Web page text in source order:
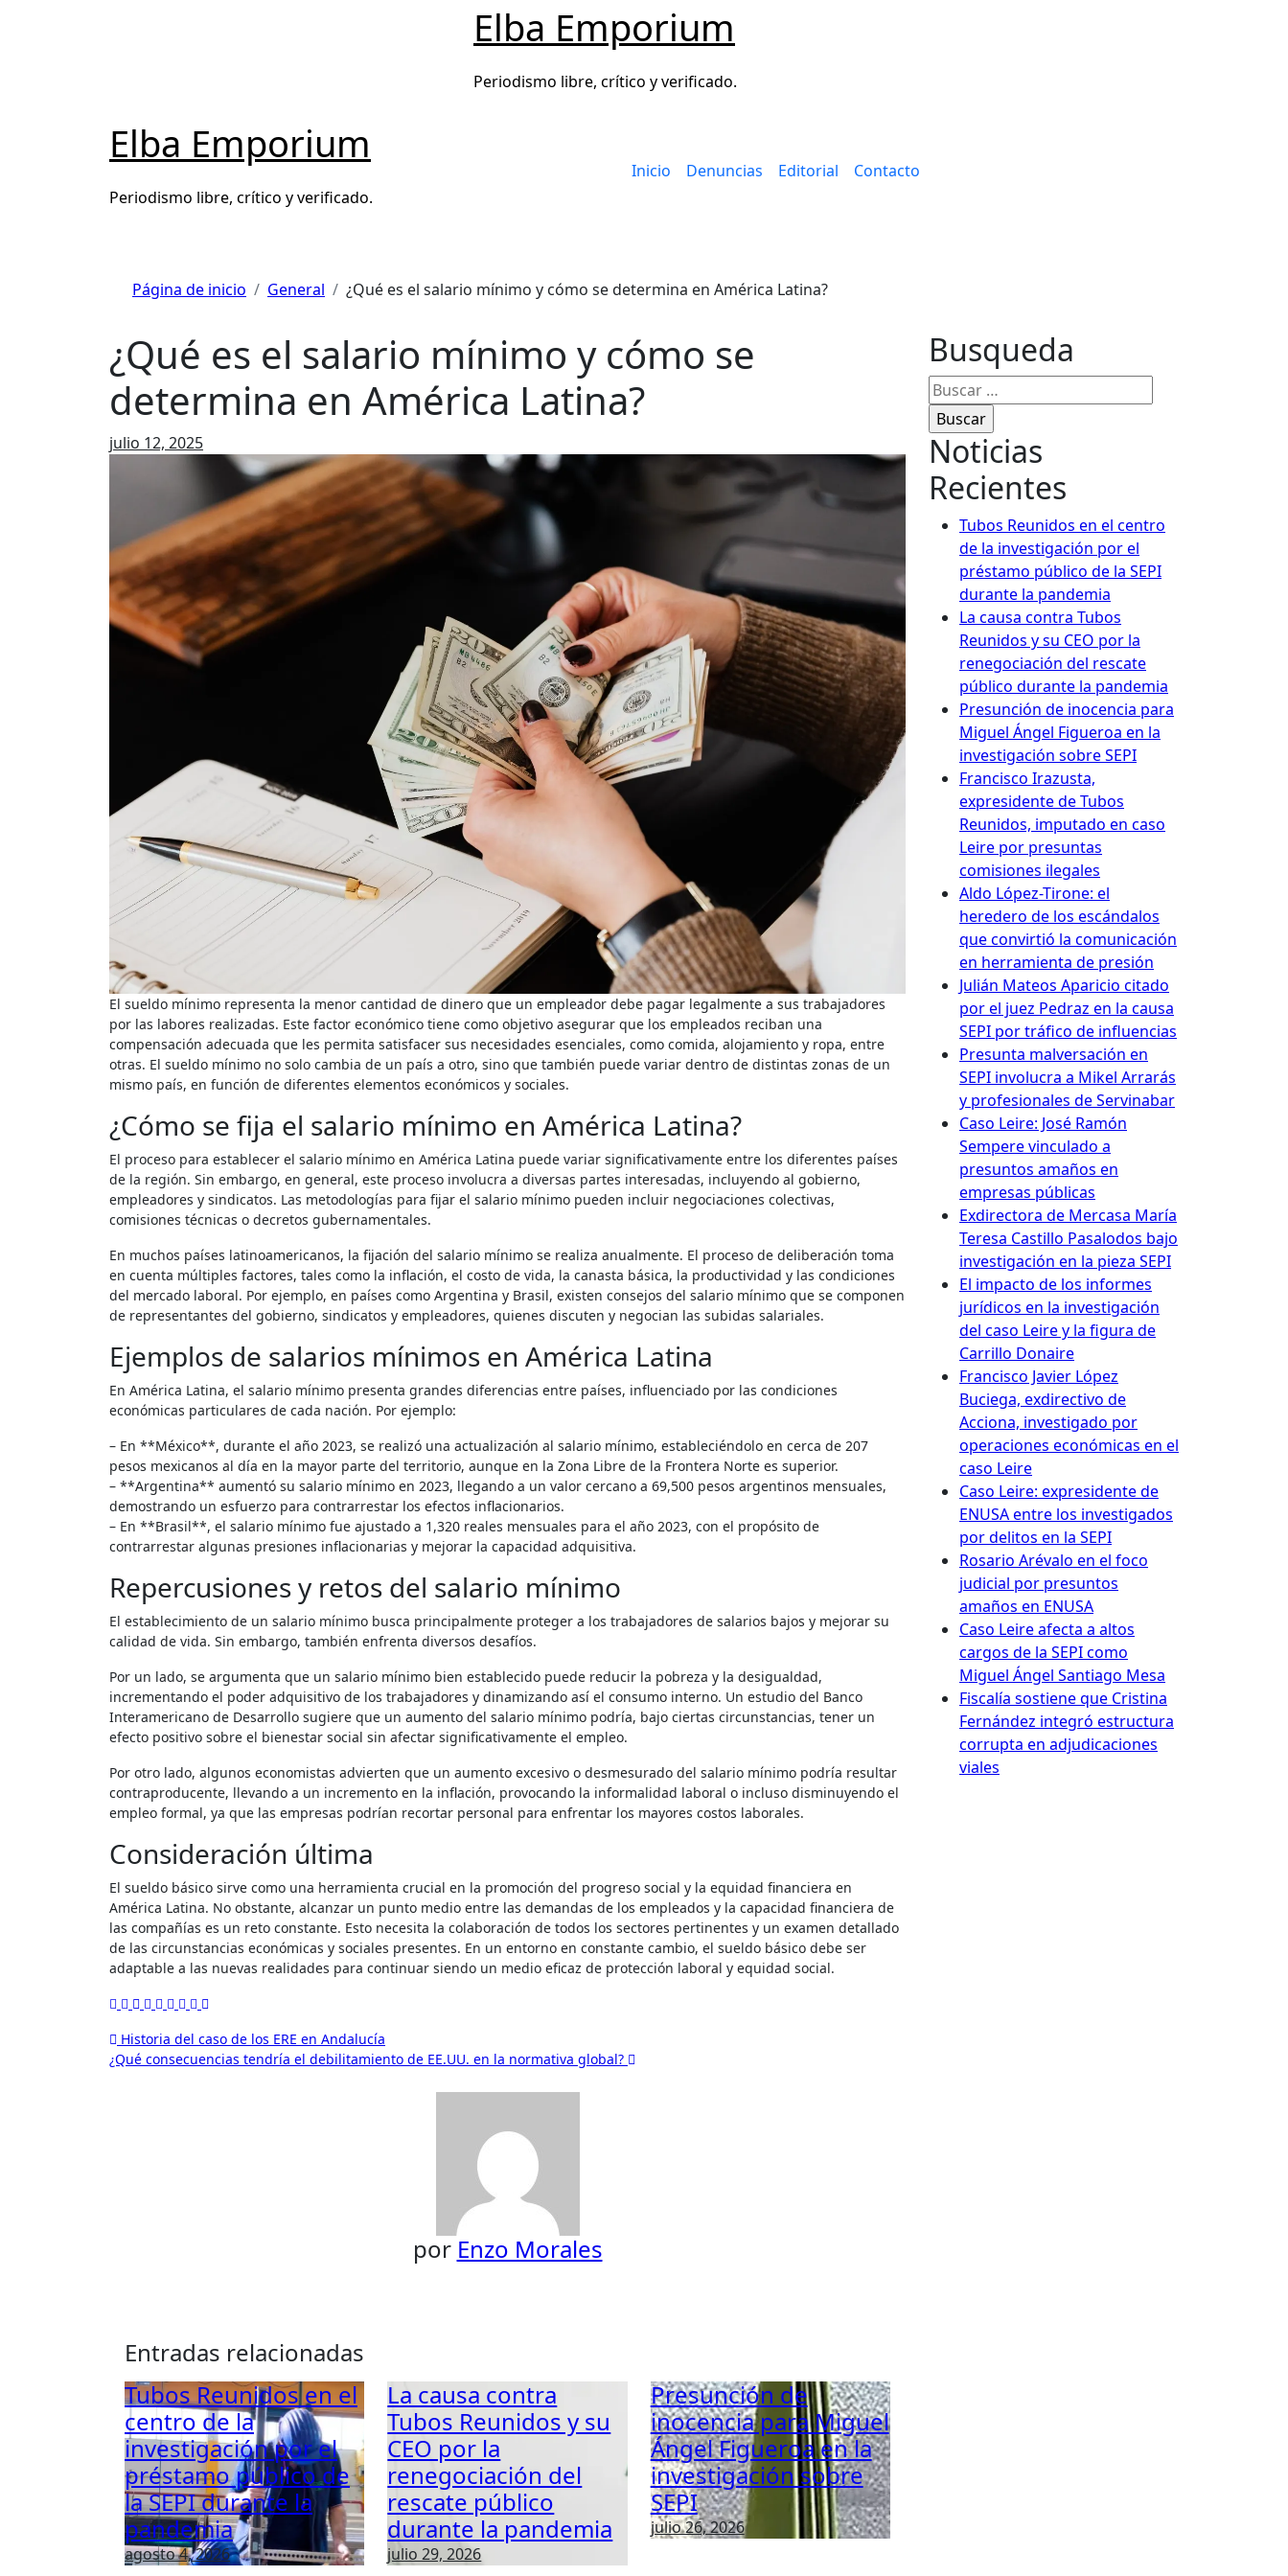
Elba Emporium
Periodismo libre, crítico y verificado.
Elba Emporium
Periodismo libre, crítico y verificado.
Inicio Denuncias Editorial Contacto
Página de inicio General ¿Qué es el salario mínimo y cómo se determina en América Latina?
¿Qué es el salario mínimo y cómo se
determina en América Latina?
julio 12, 2025
El sueldo mínimo representa la menor cantidad de dinero que un empleador debe pagar legalmente a sus trabajadores
por las labores realizadas. Este factor económico tiene como objetivo asegurar que los empleados reciban una
compensación adecuada que les permita satisfacer sus necesidades esenciales, como comida, alojamiento y ropa, entre
otras. El sueldo mínimo no solo cambia de un país a otro, sino que también puede variar dentro de distintas zonas de un
mismo país, en función de diferentes elementos económicos y sociales.
¿Cómo se fija el salario mínimo en América Latina?
El proceso para establecer el salario mínimo en América Latina puede variar significativamente entre los diferentes países
de la región. Sin embargo, en general, este proceso involucra a diversas partes interesadas, incluyendo al gobierno,
empleadores y sindicatos. Las metodologías para fijar el salario mínimo pueden incluir negociaciones colectivas,
comisiones técnicas o decretos gubernamentales.
En muchos países latinoamericanos, la fijación del salario mínimo se realiza anualmente. El proceso de deliberación toma
en cuenta múltiples factores, tales como la inflación, el costo de vida, la canasta básica, la productividad y las condiciones
del mercado laboral. Por ejemplo, en países como Argentina y Brasil, existen consejos del salario mínimo que se componen
de representantes del gobierno, sindicatos y empleadores, quienes discuten y negocian las subidas salariales.
Ejemplos de salarios mínimos en América Latina
En América Latina, el salario mínimo presenta grandes diferencias entre países, influenciado por las condiciones
económicas particulares de cada nación. Por ejemplo:
– En **México**, durante el año 2023, se realizó una actualización al salario mínimo, estableciéndolo en cerca de 207
pesos mexicanos al día en la mayor parte del territorio, aunque en la Zona Libre de la Frontera Norte es superior.
– **Argentina** aumentó su salario mínimo en 2023, llegando a un valor cercano a 69,500 pesos argentinos mensuales,
demostrando un esfuerzo para contrarrestar los efectos inflacionarios.
– En **Brasil**, el salario mínimo fue ajustado a 1,320 reales mensuales para el año 2023, con el propósito de
contrarrestar algunas presiones inflacionarias y mejorar la capacidad adquisitiva.
Repercusiones y retos del salario mínimo
El establecimiento de un salario mínimo busca principalmente proteger a los trabajadores de salarios bajos y mejorar su
calidad de vida. Sin embargo, también enfrenta diversos desafíos.
Por un lado, se argumenta que un salario mínimo bien establecido puede reducir la pobreza y la desigualdad,
incrementando el poder adquisitivo de los trabajadores y dinamizando así el consumo interno. Un estudio del Banco
Interamericano de Desarrollo sugiere que un aumento del salario mínimo podría, bajo ciertas circunstancias, tener un
efecto positivo sobre el bienestar social sin afectar significativamente el empleo.
Por otro lado, algunos economistas advierten que un aumento excesivo o desmesurado del salario mínimo podría resultar
contraproducente, llevando a un incremento en la inflación, provocando la informalidad laboral o incluso disminuyendo el
empleo formal, ya que las empresas podrían recortar personal para enfrentar los mayores costos laborales.
Consideración última
El sueldo básico sirve como una herramienta crucial en la promoción del progreso social y la equidad financiera en
América Latina. No obstante, alcanzar un punto medio entre las demandas de los empleados y la capacidad financiera de
las compañías es un reto constante. Esto necesita la colaboración de todos los sectores pertinentes y un examen detallado
de las circunstancias económicas y sociales presentes. En un entorno en constante cambio, el sueldo básico debe ser
adaptable a las nuevas realidades para continuar siendo un medio eficaz de protección laboral y equidad social.
Navegación
Historia del caso de los ERE en Andalucía
¿Qué consecuencias tendría el debilitamiento de EE.UU. en la normativa global?
por Enzo Morales
Entradas relacionadas
Tubos Reunidos en el
centro de la
investigación por el
préstamo público de
la SEPI durante la
pandemia
agosto 4, 2026
La causa contra
Tubos Reunidos y su
CEO por la
renegociación del
rescate público
durante la pandemia
julio 29, 2026
Presunción de
inocencia para Miguel
Ángel Figueroa en la
investigación sobre
SEPI
julio 26, 2026
Busqueda
Buscar:
Noticias
Recientes
Tubos Reunidos en el centro
de la investigación por el
préstamo público de la SEPI
durante la pandemia
La causa contra Tubos
Reunidos y su CEO por la
renegociación del rescate
público durante la pandemia
Presunción de inocencia para
Miguel Ángel Figueroa en la
investigación sobre SEPI
Francisco Irazusta,
expresidente de Tubos
Reunidos, imputado en caso
Leire por presuntas
comisiones ilegales
Aldo López-Tirone: el
heredero de los escándalos
que convirtió la comunicación
en herramienta de presión
Julián Mateos Aparicio citado
por el juez Pedraz en la causa
SEPI por tráfico de influencias
Presunta malversación en
SEPI involucra a Mikel Arrarás
y profesionales de Servinabar
Caso Leire: José Ramón
Sempere vinculado a
presuntos amaños en
empresas públicas
Exdirectora de Mercasa María
Teresa Castillo Pasalodos bajo
investigación en la pieza SEPI
El impacto de los informes
jurídicos en la investigación
del caso Leire y la figura de
Carrillo Donaire
Francisco Javier López
Buciega, exdirectivo de
Acciona, investigado por
operaciones económicas en el
caso Leire
Caso Leire: expresidente de
ENUSA entre los investigados
por delitos en la SEPI
Rosario Arévalo en el foco
judicial por presuntos
amaños en ENUSA
Caso Leire afecta a altos
cargos de la SEPI como
Miguel Ángel Santiago Mesa
Fiscalía sostiene que Cristina
Fernández integró estructura
corrupta en adjudicaciones
viales